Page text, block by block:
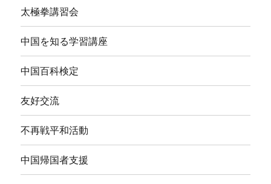
太極拳講習会
中国を知る学習講座
中国百科検定
友好交流
不再戦平和活動
中国帰国者支援